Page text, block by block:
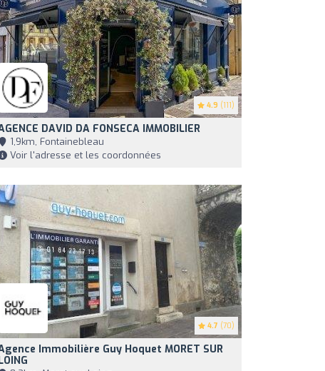
4.9 (111)
DAVID DA FONSECA IMMOBILIER
1,9km, Fontainebleau
Voir l'adresse et les coordonnées
4.7 (70)
Immobilière Guy Hoquet MORET SUR